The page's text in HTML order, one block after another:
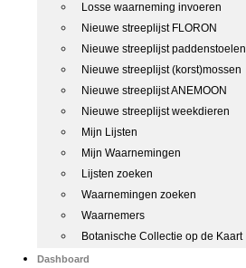
Losse waarneming invoeren
Nieuwe streeplijst FLORON
Nieuwe streeplijst paddenstoelen
Nieuwe streeplijst (korst)mossen
Nieuwe streeplijst ANEMOON
Nieuwe streeplijst weekdieren
Mijn Lijsten
Mijn Waarnemingen
Lijsten zoeken
Waarnemingen zoeken
Waarnemers
Botanische Collectie op de Kaart
Dashboard